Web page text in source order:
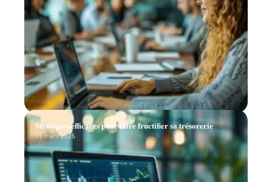
Stratégies efficaces pour faire fructifier sa trésorerie
11 mars 2026